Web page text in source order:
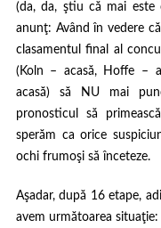
(da, da, ştiu că mai
anunţ: Având în vedere
clasamentul final al
(Koln – acasă, Hoffe –
acasă) să NU mai
pronosticul să
sperăm ca orice
ochi frumoşi să înceteze.
Aşadar, după 16 etape,
avem următoarea situaţie: